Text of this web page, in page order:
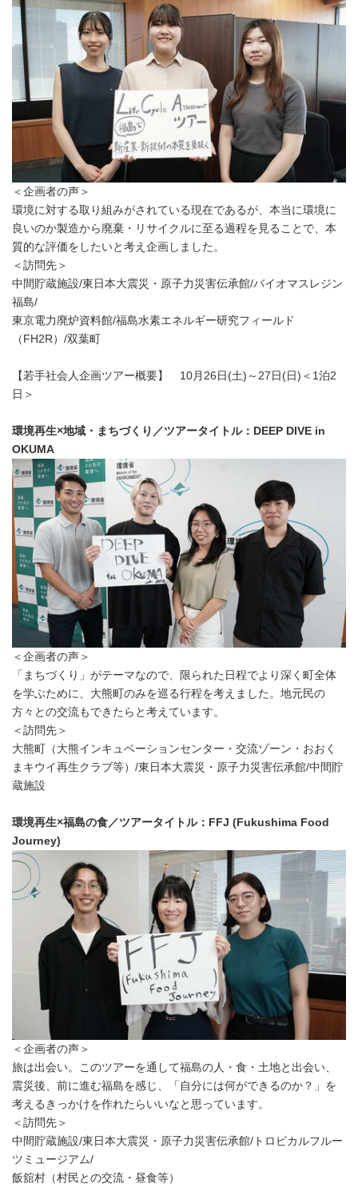
＜企画者の声＞
環境に対する取り組みがされている現在であるが、本当に環境に
良いのか製造から廃棄・リサイクルに至る過程を見ることで、本
質的な評価をしたいと考え企画しました。
＜訪問先＞
中間貯蔵施設/東日本大震災・原子力災害伝承館/バイオマスレジン
福島/
東京電力廃炉資料館/福島水素エネルギー研究フィールド
（FH2R）/双葉町
【若手社会人企画ツアー概要】 10月26日(土)～27日(日)＜1泊2
日＞
環境再生×地域・まちづくり／ツアータイトル：DEEP DIVE in
OKUMA
＜企画者の声＞
「まちづくり」がテーマなので、限られた日程でより深く町全体
を学ぶために、大熊町のみを巡る行程を考えました。地元民の
方々との交流もできたらと考えています。
＜訪問先＞
大熊町（大熊インキュベーションセンター・交流ゾーン・おおく
まキウイ再生クラブ等）/東日本大震災・原子力災害伝承館/中間貯
蔵施設
環境再生×福島の食／ツアータイトル：FFJ (Fukushima Food
Journey)
＜企画者の声＞
旅は出会い。このツアーを通して福島の人・食・土地と出会い、
震災後、前に進む福島を感じ、「自分には何ができるのか？」を
考えるきっかけを作れたらいいなと思っています。
＜訪問先＞
中間貯蔵施設/東日本大震災・原子力災害伝承館/トロピカルフルー
ツミュージアム/
飯舘村（村民との交流・昼食等）